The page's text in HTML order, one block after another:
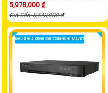
5,978,000 ₫
Giá Gốc: 8,540,000 ₫